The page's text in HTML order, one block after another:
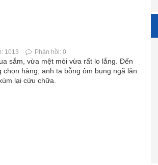
1013 Phản hồi: 0
sắm, vừa mệt mỏi vừa rất lo lắng. Đến
hàng, anh ta bỗng ôm bụng ngã lăn
lại cứu chữa.